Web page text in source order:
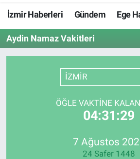
İzmir Haberleri Gündem Ege
Aydin Namaz Vakitleri
İZMİR
ÖĞLE VAKTINE
04:31:28
7 Ağustos
24 Safer 1448
Resmi İlanlar
Resmi Reklam